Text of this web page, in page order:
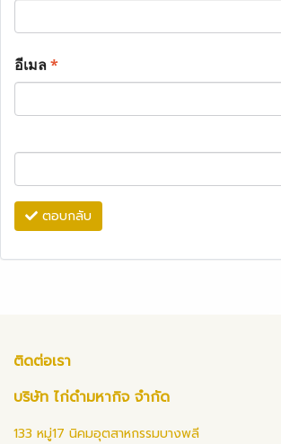
อีเมล*
ตอบกลับ
ติดต่อเรา
บริษัท ไก่ดำมหากิจ จำกัด
133 หมู่17 นิคมอุตสาหกรรมบางพลี